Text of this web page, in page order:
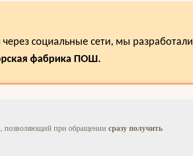
социальные сети, мы разработали
фабрика ПОШ.
позволяющий при обращении сразу получить